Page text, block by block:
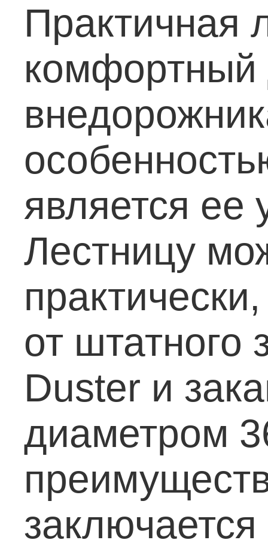
Практичная
комфортный
является ее
Лестницу
от штатного
Duster и
диаметром